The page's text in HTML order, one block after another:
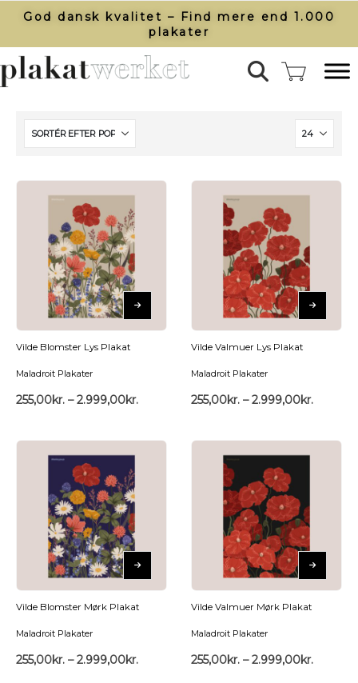
God dansk kvalitet – Find mere end 1.000
plakater​
Vilde Blomster Lys Plakat
Maladroit Plakater
255,00kr. – 2.999,00kr.
Vilde Valmuer Lys Plakat
Maladroit Plakater
255,00kr. – 2.999,00kr.
Vilde Blomster Mørk Plakat
Maladroit Plakater
255,00kr. – 2.999,00kr.
Vilde Valmuer Mørk Plakat
Maladroit Plakater
255,00kr. – 2.999,00kr.